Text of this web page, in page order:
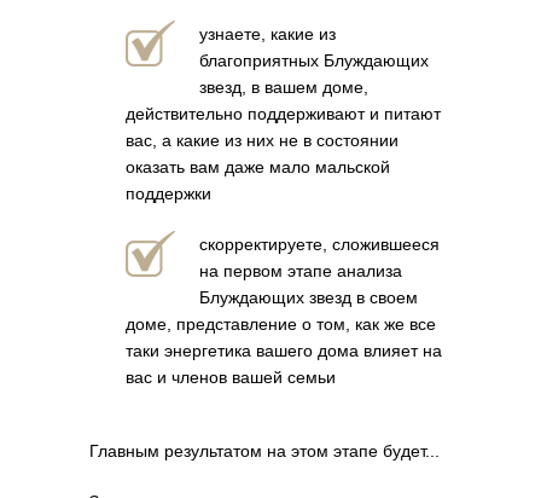
узнаете, какие из
благоприятных Блуждающих
звезд, в вашем доме,
действительно поддерживают и питают
вас, а какие из них не в состоянии
оказать вам даже мало мальской
поддержки
скорректируете, сложившееся
на первом этапе анализа
Блуждающих звезд в своем
доме, представление о том, как же все
таки энергетика вашего дома влияет на
вас и членов вашей семьи
Главным результатом на этом этапе будет...